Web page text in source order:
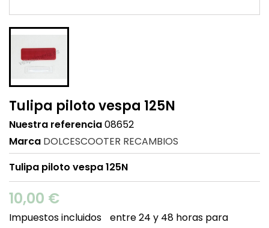
Tulipa piloto vespa 125N
Nuestra referencia08652
Marca DOLCESCOOTER RECAMBIOS
Tulipa piloto vespa 125N
10,00 €
Impuestos incluidos
entre 24 y 48 horas para